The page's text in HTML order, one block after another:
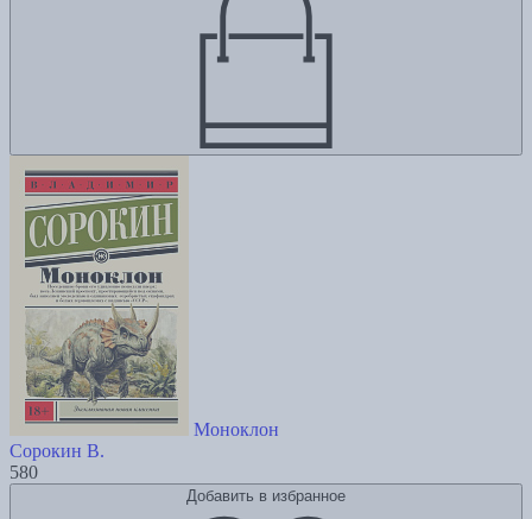
Моноклон
Сорокин В.
580
Добавить в избранное